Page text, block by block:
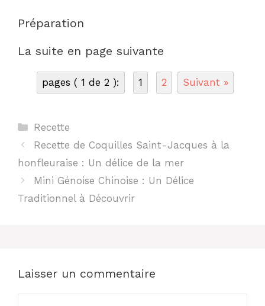
Préparation
La suite en page suivante
pages ( 1 de 2 ): 1 2 Suivant »
Catégories
Recette
Recette de Coquilles Saint-Jacques à la
honfleuraise : Un délice de la mer
Mini Génoise Chinoise : Un Délice
Traditionnel à Découvrir
Laisser un commentaire